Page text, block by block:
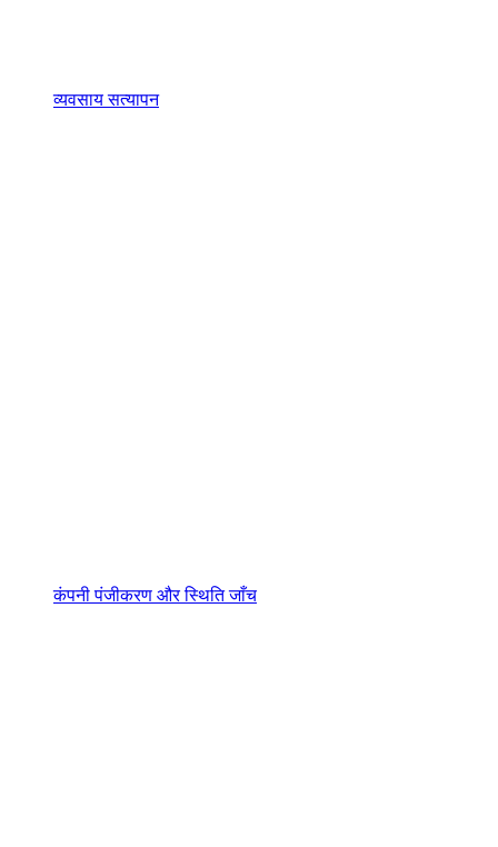
व्यवसाय सत्यापन
कंपनी पंजीकरण और स्थिति जाँच